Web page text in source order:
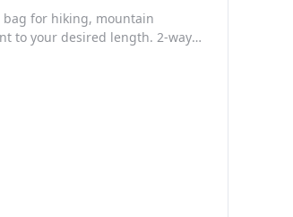
bag for hiking, mountain
to your desired length. 2-way